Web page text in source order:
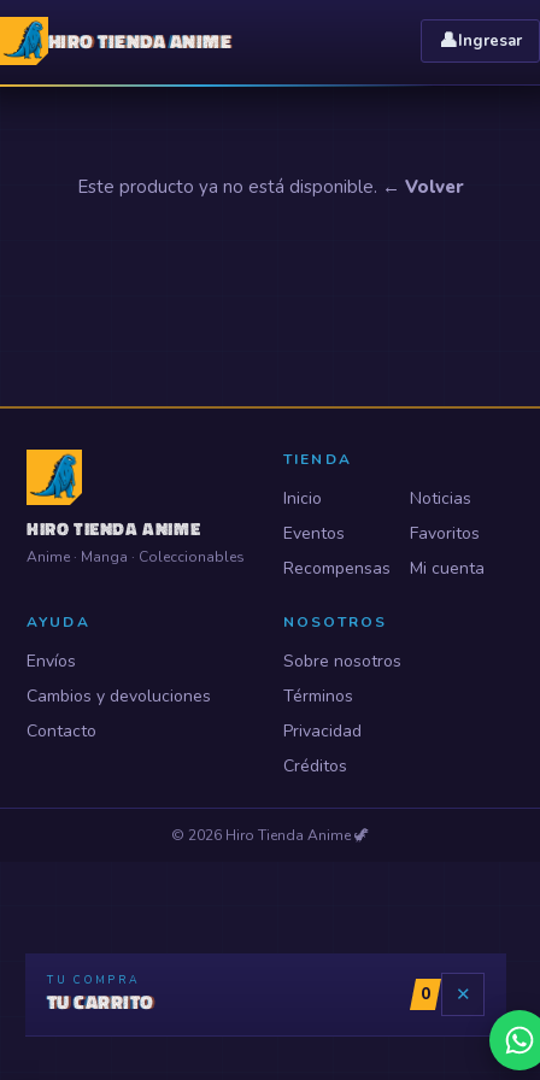
HIRO TIENDA ANIME 👤Ingresar
Este producto ya no está disponible. ← Volver
HIRO TIENDA ANIME
Anime · Manga · Coleccionables
TIENDA
Inicio
Noticias
Eventos
Favoritos
Recompensas
Mi cuenta
AYUDA
Envíos
Cambios y devoluciones
Contacto
NOSOTROS
Sobre nosotros
Términos
Privacidad
Créditos
© 2026 Hiro Tienda Anime🦖
TU COMPRA
TU CARRITO 0 ✕